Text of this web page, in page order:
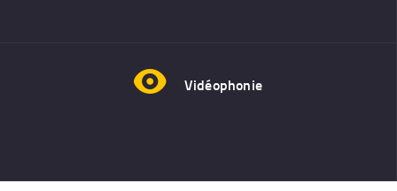
Vidéophonie